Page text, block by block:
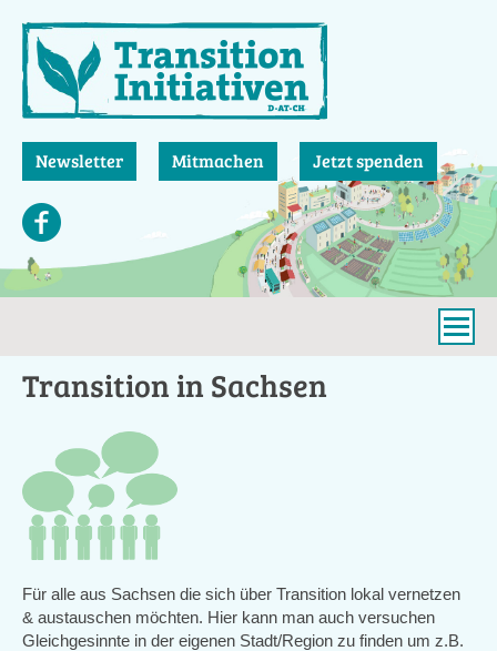
zum
Inhalt
Newsletter Mitmachen Jetzt spenden
Transition in Sachsen
Für alle aus Sachsen die sich über Transition lokal vernetzen
& austauschen möchten. Hier kann man auch versuchen
Gleichgesinnte in der eigenen Stadt/Region zu finden um z.B.